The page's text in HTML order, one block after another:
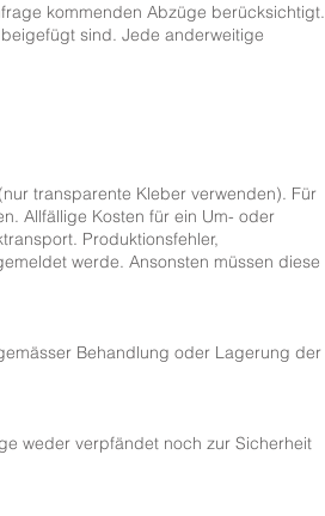
kommenden Abzüge berücksichtigt.
sind. Jede anderweitige
transparente Kleber verwenden). Für
Allfällige Kosten für ein Um- oder
Produktionsfehler,
werde. Ansonsten müssen diese
Behandlung oder Lagerung der
weder verpfändet noch zur Sicherheit